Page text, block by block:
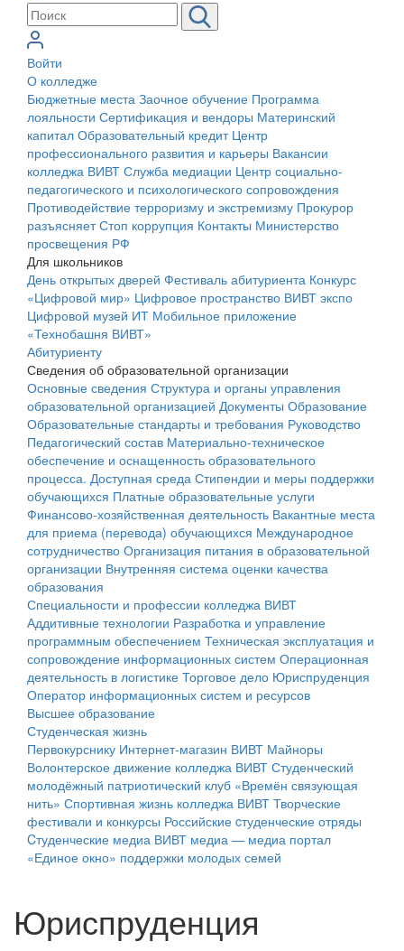
Войти
О колледже
Бюджетные места Заочное обучение Программа
лояльности Сертификация и вендоры Материнский
капитал Образовательный кредит Центр
профессионального развития и карьеры Вакансии
колледжа ВИВТ Служба медиации Центр социально-
педагогического и психологического сопровождения
Противодействие терроризму и экстремизму Прокурор
разъясняетСтоп коррупция Контакты Министерство
просвещения РФ
Для школьников
День открытых дверей Фестиваль абитуриента Конкурс
«Цифровой мир» Цифровое пространство ВИВТ экспо
Цифровой музей ИТ Мобильное приложение
«Технобашня ВИВТ»
Абитуриенту
Сведения об образовательной организации
Основные сведения Структура и органы управления
образовательной организацией Документы Образование
Образовательные стандарты и требования Руководство
Педагогический состав Материально-техническое
обеспечение и оснащенность образовательного
процесса. Доступная среда Стипендии и меры поддержки
обучающихся Платные образовательные услуги
Финансово-хозяйственная деятельность Вакантные места
для приема (перевода) обучающихся Международное
сотрудничество Организация питания в образовательной
организации Внутренняя система оценки качества
образования
Специальности и профессии колледжа ВИВТ
Аддитивные технологии Разработка и управление
программным обеспечением Техническая эксплуатация и
сопровождение информационных систем Операционная
деятельность в логистике Торговое дело Юриспруденция
Оператор информационных систем и ресурсов
Высшее образование
Студенческая жизнь
Первокурснику Интернет-магазин ВИВТ Майноры
Волонтерское движение колледжа ВИВТ Студенческий
молодёжный патриотический клуб «Времён связующая
нить» Спортивная жизнь колледжа ВИВТ Творческие
фестивали и конкурсы Российские cтуденческие отряды
Cтуденческие медиа ВИВТ медиа — медиа портал
«Единое окно» поддержки молодых семей
Юриспруденция